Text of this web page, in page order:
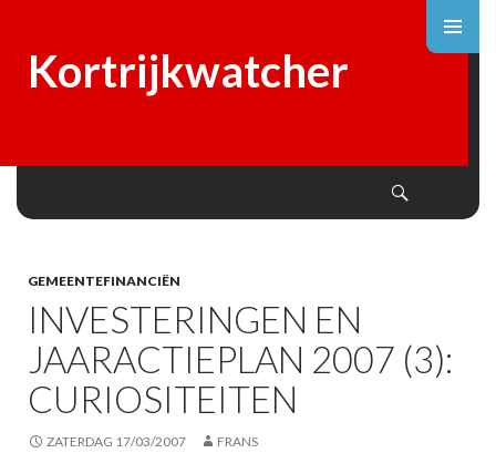
Kortrijkwatcher
GEMEENTEFINANCIËN
INVESTERINGEN EN
JAARACTIEPLAN 2007 (3):
CURIOSITEITEN
ZATERDAG 17/03/2007 FRANS